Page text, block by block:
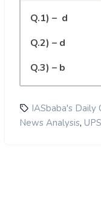
Q.1) – d
Q.2) – d
Q.3) – b
IASbaba's Daily
News Analysis,